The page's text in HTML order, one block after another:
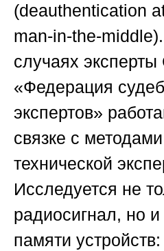
(deauthentication
man-in-the-
случаях эксперты
«Федерация
экспертов»
связке с
технической
Исследуется не
радиосигнал, но
памяти